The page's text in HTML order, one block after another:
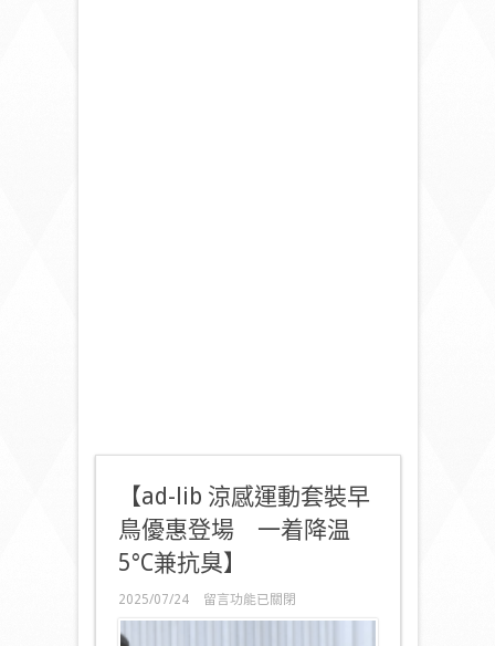
【ad-lib 涼感運動套裝早
鳥優惠登場 一着降温
5°C兼抗臭】
2025/07/24
在
〈【ad-
留言功能已關閉